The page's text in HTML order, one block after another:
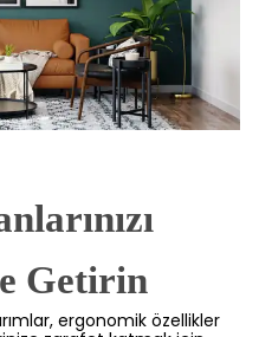
Getirin
ergonomik özellikler